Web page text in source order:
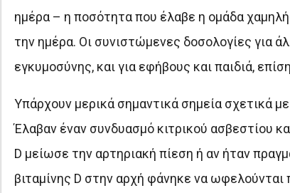
ημέρα – η ποσότητα που έλαβε η ομάδα
την ημέρα. Οι συνιστώμενες δοσολογίες για
εγκυμοσύνης, και για εφήβους και παιδιά,
Υπάρχουν μερικά σημαντικά σημεία σχετικά
Έλαβαν έναν συνδυασμό κιτρικού ασβεστίου
D μείωσε την αρτηριακή πίεση ή αν ήταν
βιταμίνης D στην αρχή φάνηκε να ωφελούνται